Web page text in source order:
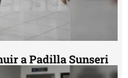
a Padilla Sunseri